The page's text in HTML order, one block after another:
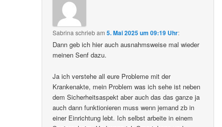
Sabrinaschriebam5. Mai 2025 um 09:19 Uhr:
Dann geb ich hier auch ausnahmsweise mal wieder
meinen Senf dazu.
Ja ich verstehe all eure Probleme mit der
Krankenakte, mein Problem was ich sehe ist neben
dem Sicherheitsaspekt aber auch das das ganze ja
auch dann funktionieren muss wenn jemand zb in
einer Einrichtung lebt. Ich selbst arbeite in einem